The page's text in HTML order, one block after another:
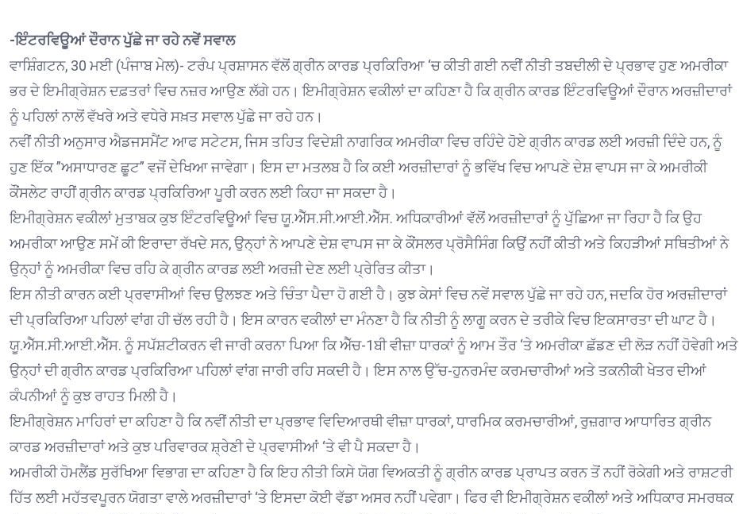
-ਇੰਟਰਵਿਊਆਂ ਦੌਰਾਨ ਪੁੱਛੇ ਜਾ ਰਹੇ ਨਵੇਂ ਸਵਾਲ
ਵਾਸ਼ਿੰਗਟਨ, 30 ਮਈ (ਪੰਜਾਬ ਮੇਲ)- ਟਰੰਪ ਪ੍ਰਸ਼ਾਸਨ ਵੱਲੋਂ ਗ੍ਰੀਨ ਕਾਰਡ ਪ੍ਰਕਿਰਿਆ ‘ਚ ਕੀਤੀ ਗਈ ਨਵੀਂ ਨੀਤੀ ਤਬਦੀਲੀ ਦੇ ਪ੍ਰਭਾਵ ਹੁਣ ਅਮਰੀਕਾ
ਭਰ ਦੇ ਇਮੀਗ੍ਰੇਸ਼ਨ ਦਫ਼ਤਰਾਂ ਵਿਚ ਨਜ਼ਰ ਆਉਣ ਲੱਗੇ ਹਨ। ਇਮੀਗ੍ਰੇਸ਼ਨ ਵਕੀਲਾਂ ਦਾ ਕਹਿਣਾ ਹੈ ਕਿ ਗ੍ਰੀਨ ਕਾਰਡ ਇੰਟਰਵਿਊਆਂ ਦੌਰਾਨ ਅਰਜ਼ੀਦਾਰਾਂ
ਨੂੰ ਪਹਿਲਾਂ ਨਾਲੋਂ ਵੱਖਰੇ ਅਤੇ ਵਧੇਰੇ ਸਖ਼ਤ ਸਵਾਲ ਪੁੱਛੇ ਜਾ ਰਹੇ ਹਨ।
ਨਵੀਂ ਨੀਤੀ ਅਨੁਸਾਰ ਐਡਜਸਮੈਂਟ ਆਫ ਸਟੇਟਸ, ਜਿਸ ਤਹਿਤ ਵਿਦੇਸ਼ੀ ਨਾਗਰਿਕ ਅਮਰੀਕਾ ਵਿਚ ਰਹਿੰਦੇ ਹੋਏ ਗ੍ਰੀਨ ਕਾਰਡ ਲਈ ਅਰਜ਼ੀ ਦਿੰਦੇ ਹਨ, ਨੂੰ
ਹੁਣ ਇੱਕ ”ਅਸਾਧਾਰਣ ਛੂਟ” ਵਜੋਂ ਦੇਖਿਆ ਜਾਵੇਗਾ। ਇਸ ਦਾ ਮਤਲਬ ਹੈ ਕਿ ਕਈ ਅਰਜ਼ੀਦਾਰਾਂ ਨੂੰ ਭਵਿੱਖ ਵਿਚ ਆਪਣੇ ਦੇਸ਼ ਵਾਪਸ ਜਾ ਕੇ ਅਮਰੀਕੀ
ਕੌਂਸਲੇਟ ਰਾਹੀਂ ਗ੍ਰੀਨ ਕਾਰਡ ਪ੍ਰਕਿਰਿਆ ਪੂਰੀ ਕਰਨ ਲਈ ਕਿਹਾ ਜਾ ਸਕਦਾ ਹੈ।
ਇਮੀਗ੍ਰੇਸ਼ਨ ਵਕੀਲਾਂ ਮੁਤਾਬਕ ਕੁਝ ਇੰਟਰਵਿਊਆਂ ਵਿਚ ਯੂ.ਐੱਸ.ਸੀ.ਆਈ.ਐੱਸ. ਅਧਿਕਾਰੀਆਂ ਵੱਲੋਂ ਅਰਜ਼ੀਦਾਰਾਂ ਨੂੰ ਪੁੱਛਿਆ ਜਾ ਰਿਹਾ ਹੈ ਕਿ ਉਹ
ਅਮਰੀਕਾ ਆਉਣ ਸਮੇਂ ਕੀ ਇਰਾਦਾ ਰੱਖਦੇ ਸਨ, ਉਨ੍ਹਾਂ ਨੇ ਆਪਣੇ ਦੇਸ਼ ਵਾਪਸ ਜਾ ਕੇ ਕੌਂਸਲਰ ਪ੍ਰੋਸੈਸਿੰਗ ਕਿਉਂ ਨਹੀਂ ਕੀਤੀ ਅਤੇ ਕਿਹੜੀਆਂ ਸਥਿਤੀਆਂ ਨੇ
ਉਨ੍ਹਾਂ ਨੂੰ ਅਮਰੀਕਾ ਵਿਚ ਰਹਿ ਕੇ ਗ੍ਰੀਨ ਕਾਰਡ ਲਈ ਅਰਜ਼ੀ ਦੇਣ ਲਈ ਪ੍ਰੇਰਿਤ ਕੀਤਾ।
ਇਸ ਨੀਤੀ ਕਾਰਨ ਕਈ ਪ੍ਰਵਾਸੀਆਂ ਵਿਚ ਉਲਝਣ ਅਤੇ ਚਿੰਤਾ ਪੈਦਾ ਹੋ ਗਈ ਹੈ। ਕੁਝ ਕੇਸਾਂ ਵਿਚ ਨਵੇਂ ਸਵਾਲ ਪੁੱਛੇ ਜਾ ਰਹੇ ਹਨ, ਜਦਕਿ ਹੋਰ ਅਰਜ਼ੀਦਾਰਾਂ
ਦੀ ਪ੍ਰਕਿਰਿਆ ਪਹਿਲਾਂ ਵਾਂਗ ਹੀ ਚੱਲ ਰਹੀ ਹੈ। ਇਸ ਕਾਰਨ ਵਕੀਲਾਂ ਦਾ ਮੰਨਣਾ ਹੈ ਕਿ ਨੀਤੀ ਨੂੰ ਲਾਗੂ ਕਰਨ ਦੇ ਤਰੀਕੇ ਵਿਚ ਇਕਸਾਰਤਾ ਦੀ ਘਾਟ ਹੈ।
ਯੂ.ਐੱਸ.ਸੀ.ਆਈ.ਐੱਸ. ਨੂੰ ਸਪੱਸ਼ਟੀਕਰਨ ਵੀ ਜਾਰੀ ਕਰਨਾ ਪਿਆ ਕਿ ਐੱਚ-1ਬੀ ਵੀਜ਼ਾ ਧਾਰਕਾਂ ਨੂੰ ਆਮ ਤੌਰ ‘ਤੇ ਅਮਰੀਕਾ ਛੱਡਣ ਦੀ ਲੋੜ ਨਹੀਂ ਹੋਵੇਗੀ ਅਤੇ
ਉਨ੍ਹਾਂ ਦੀ ਗ੍ਰੀਨ ਕਾਰਡ ਪ੍ਰਕਿਰਿਆ ਪਹਿਲਾਂ ਵਾਂਗ ਜਾਰੀ ਰਹਿ ਸਕਦੀ ਹੈ। ਇਸ ਨਾਲ ਉੱਚ-ਹੁਨਰਮੰਦ ਕਰਮਚਾਰੀਆਂ ਅਤੇ ਤਕਨੀਕੀ ਖੇਤਰ ਦੀਆਂ
ਕੰਪਨੀਆਂ ਨੂੰ ਕੁਝ ਰਾਹਤ ਮਿਲੀ ਹੈ।
ਇਮੀਗ੍ਰੇਸ਼ਨ ਮਾਹਿਰਾਂ ਦਾ ਕਹਿਣਾ ਹੈ ਕਿ ਨਵੀਂ ਨੀਤੀ ਦਾ ਪ੍ਰਭਾਵ ਵਿਦਿਆਰਥੀ ਵੀਜ਼ਾ ਧਾਰਕਾਂ, ਧਾਰਮਿਕ ਕਰਮਚਾਰੀਆਂ, ਰੁਜ਼ਗਾਰ ਆਧਾਰਿਤ ਗ੍ਰੀਨ
ਕਾਰਡ ਅਰਜ਼ੀਦਾਰਾਂ ਅਤੇ ਕੁਝ ਪਰਿਵਾਰਕ ਸ਼੍ਰੇਣੀ ਦੇ ਪ੍ਰਵਾਸੀਆਂ ‘ਤੇ ਵੀ ਪੈ ਸਕਦਾ ਹੈ।
ਅਮਰੀਕੀ ਹੋਮਲੈਂਡ ਸੁਰੱਖਿਆ ਵਿਭਾਗ ਦਾ ਕਹਿਣਾ ਹੈ ਕਿ ਇਹ ਨੀਤੀ ਕਿਸੇ ਯੋਗ ਵਿਅਕਤੀ ਨੂੰ ਗ੍ਰੀਨ ਕਾਰਡ ਪ੍ਰਾਪਤ ਕਰਨ ਤੋਂ ਨਹੀਂ ਰੋਕੇਗੀ ਅਤੇ ਰਾਸ਼ਟਰੀ
ਹਿੱਤ ਲਈ ਮਹੱਤਵਪੂਰਨ ਯੋਗਤਾ ਵਾਲੇ ਅਰਜ਼ੀਦਾਰਾਂ ‘ਤੇ ਇਸਦਾ ਕੋਈ ਵੱਡਾ ਅਸਰ ਨਹੀਂ ਪਵੇਗਾ। ਫਿਰ ਵੀ ਇਮੀਗ੍ਰੇਸ਼ਨ ਵਕੀਲਾਂ ਅਤੇ ਅਧਿਕਾਰ ਸਮਰਥਕ